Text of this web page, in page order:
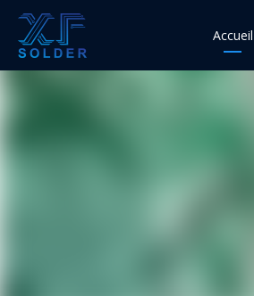
Accueil